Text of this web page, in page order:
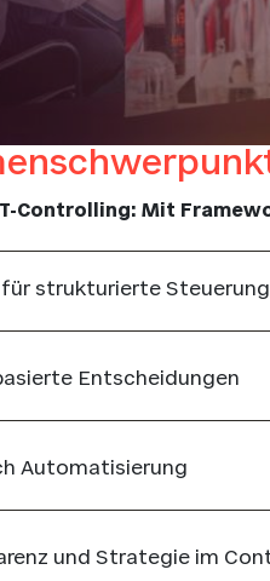
Controlling: Mit
für strukturierte Steuerung
Entscheidungen
Automatisierung
und Strategie im